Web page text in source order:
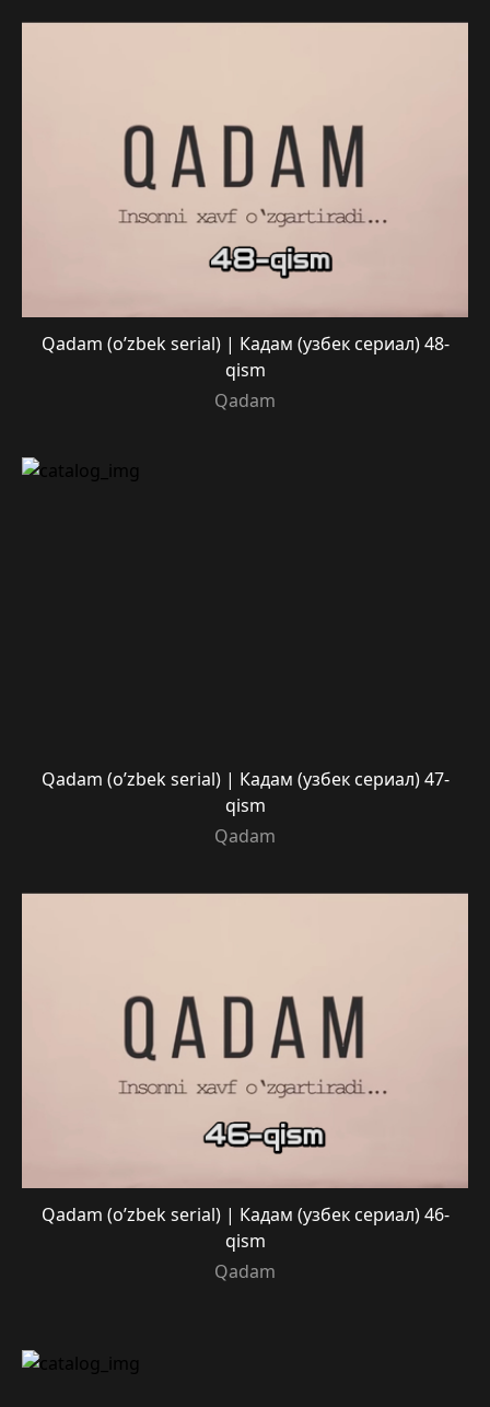
Qadam (o’zbek serial) | Кадам (узбек сериал) 48-
qism
Qadam
Qadam (o’zbek serial) | Кадам (узбек сериал) 47-
qism
Qadam
Qadam (o’zbek serial) | Кадам (узбек сериал) 46-
qism
Qadam